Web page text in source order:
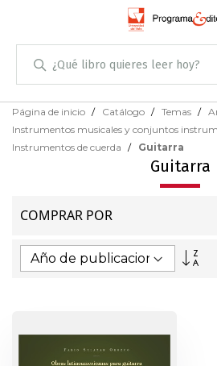
Administración
Antropología
Arqueología
Arte
Artes escénicas
Skip
Página de inicio Catálogo Temas
Instrumentos musicales y conjuntos
Instrumentos de cuerda
Guitarra
Guitarra
COMPRAR POR